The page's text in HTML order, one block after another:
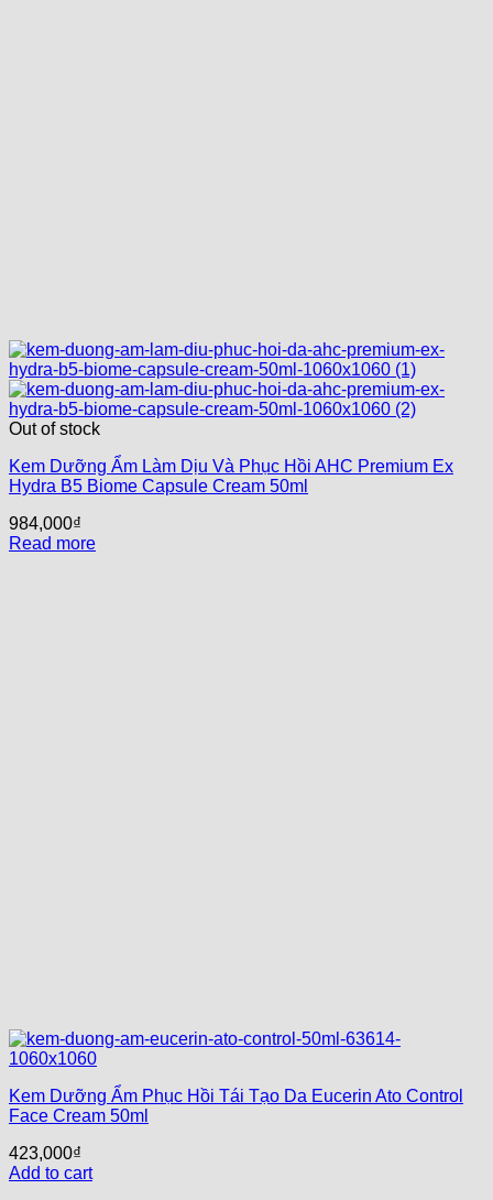
Out of stock
Kem Dưỡng Ẩm Làm Dịu Và Phục Hồi AHC Premium Ex
Hydra B5 Biome Capsule Cream 50ml
984,000₫
Read more
Kem Dưỡng Ẩm Phục Hồi Tái Tạo Da Eucerin Ato Control
Face Cream 50ml
423,000₫
Add to cart